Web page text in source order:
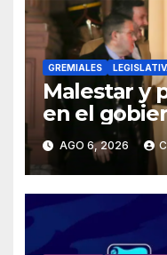
GREMIALES
Malestar y
en el
con la ley
AGO 6, 2026